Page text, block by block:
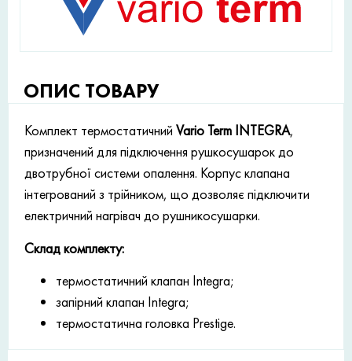
ОПИС ТОВАРУ
Комплект термостатичний Vario Term INTEGRA,
призначений для підключення рушкосушарок до
двотрубної системи опалення. Корпус клапана
інтегрований з трійником, що дозволяє підключити
електричний нагрівач до рушникосушарки.
Склад комплекту:
термостатичний клапан Integra;
запірний клапан Integra;
термостатична головка Prestige.